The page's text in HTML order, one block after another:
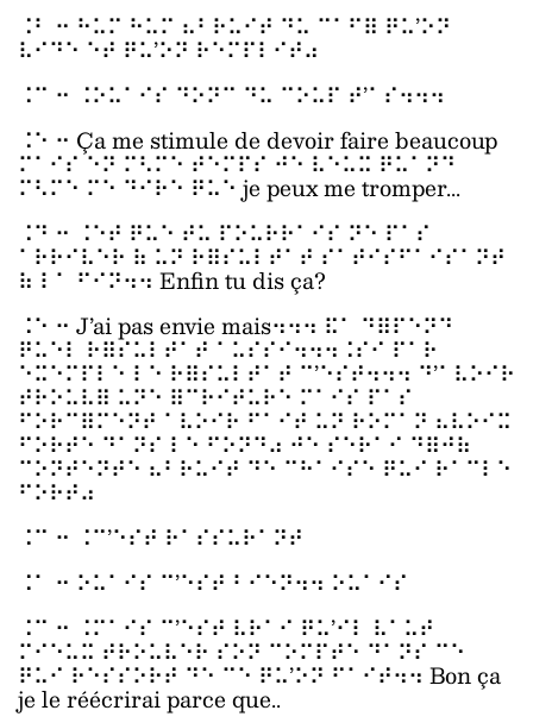
⠨⠃ ⠒ ⠓⠥⠍ ⠓⠥⠍ ⠦⠃⠗⠥⠊⠞ ⠙⠥ ⠉⠁⠋⠿ ⠟⠥’⠕⠝
⠧⠊⠙⠑ ⠑⠞ ⠟⠥’⠕⠝ ⠗⠑⠍⠏⠇⠊⠞⠴
⠨⠉ ⠒ ⠨⠕⠥⠁⠊⠎ ⠙⠕⠝⠉ ⠙⠥ ⠉⠕⠥⠏ ⠞’⠁⠎⠲⠲⠲
⠨⠑ ⠒ Ça me stimule de devoir faire beaucoup
⠍⠁⠊⠎ ⠑⠝ ⠍⠣⠍⠑ ⠞⠑⠍⠏⠎ ⠚⠑ ⠧⠑⠥⠭ ⠟⠥⠁⠝⠙
⠍⠣⠍⠑ ⠍⠑ ⠙⠊⠗⠑ ⠟⠥⠑ je peux me tromper...
⠨⠙ ⠒ ⠨⠑⠞ ⠟⠥⠑ ⠞⠥ ⠏⠕⠥⠗⠗⠁⠊⠎ ⠝⠑ ⠏⠁⠎
⠁⠗⠗⠊⠧⠑⠗ ⠷ ⠥⠝ ⠗⠿⠎⠥⠇⠞⠁⠞ ⠎⠁⠞⠊⠎⠋⠁⠊⠎⠁⠝⠞
⠷ ⠇⠁ ⠋⠊⠝⠲⠲ Enfin tu dis ça?
⠨⠑ ⠒ J’ai pas envie mais⠲⠲⠲ ⠯⠁ ⠙⠿⠏⠑⠝⠙
⠟⠥⠑⠇ ⠗⠿⠎⠥⠇⠞⠁⠞ ⠁⠥⠎⠎⠊⠲⠲⠲⠨⠎⠊ ⠏⠁⠗
⠑⠭⠑⠍⠏⠇⠑ ⠇⠑ ⠗⠿⠎⠥⠇⠞⠁⠞ ⠉’⠑⠎⠞⠲⠲⠲ ⠙’⠁⠧⠕⠊⠗
⠞⠗⠕⠥⠧⠿ ⠥⠝⠑ ⠿⠉⠗⠊⠞⠥⠗⠑ ⠍⠁⠊⠎ ⠏⠁⠎
⠋⠕⠗⠉⠿⠍⠑⠝⠞ ⠁⠧⠕⠊⠗ ⠋⠁⠊⠞ ⠥⠝ ⠗⠕⠍⠁⠝ ⠦⠧⠕⠊⠭
⠋⠕⠗⠞⠑ ⠙⠁⠝⠎ ⠇⠑ ⠋⠕⠝⠙⠴ ⠚⠑ ⠎⠑⠗⠁⠊ ⠙⠿⠚⠷
⠉⠕⠝⠞⠑⠝⠞⠑ ⠦⠃⠗⠥⠊⠞ ⠙⠑ ⠉⠓⠁⠊⠎⠑ ⠟⠥⠊ ⠗⠁⠉⠇⠑
⠋⠕⠗⠞⠴
⠨⠉ ⠒ ⠨⠉’⠑⠎⠞ ⠗⠁⠎⠎⠥⠗⠁⠝⠞
⠨⠁ ⠒ ⠕⠥⠁⠊⠎ ⠉’⠑⠎⠞ ⠃⠊⠑⠝⠲⠲ ⠕⠥⠁⠊⠎
⠨⠉ ⠒ ⠨⠍⠁⠊⠎ ⠉’⠑⠎⠞ ⠧⠗⠁⠊ ⠟⠥’⠊⠇ ⠧⠁⠥⠞
⠍⠊⠑⠥⠭ ⠞⠗⠕⠥⠧⠑⠗ ⠎⠕⠝ ⠉⠕⠍⠏⠞⠑ ⠙⠁⠝⠎ ⠉⠑
⠟⠥⠊ ⠗⠑⠎⠎⠕⠗⠞ ⠙⠑ ⠉⠑ ⠟⠥’⠕⠝ ⠋⠁⠊⠞⠲⠲ Bon ça
je le réécrirai parce que..